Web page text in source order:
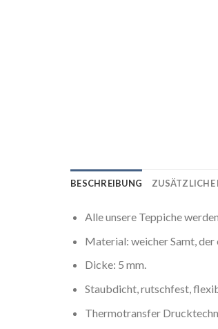
BESCHREIBUNG
Alle unsere Teppiche
Material: weicher Samt, der
Dicke: 5 mm.
Staubdicht, rutschfest,
Thermotransfer